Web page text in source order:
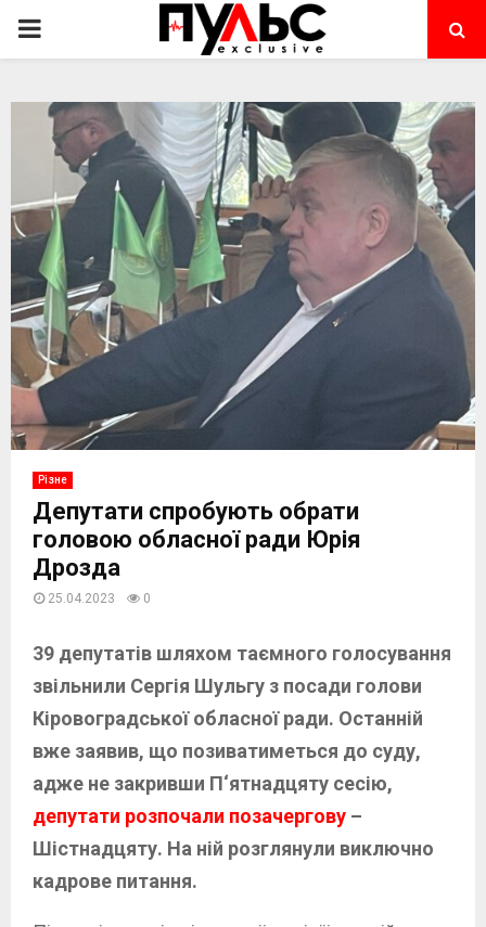
PRIMARY
Різне
Депутати спробують обрати
головою обласної ради Юрія
Дрозда
25.04.2023 0
39 депутатів шляхом таємного голосування
звільнили Сергія Шульгу з посади голови
Кіровоградської обласної ради. Останній
вже заявив, що позиватиметься до суду,
адже не закривши П‘ятнадцяту сесію,
депутати розпочали позачергову –
Шістнадцяту. На ній розглянули виключно
кадрове питання.